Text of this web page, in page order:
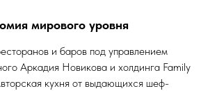
мирового уровня
и баров под управлением
Аркадия Новикова и холдинга Family
кухня от выдающихся шеф-